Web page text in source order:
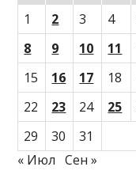
1
2 3 4
8
9 10 11
15
16 17 18
22
23 24 25
29
30
31
« Июл
Сен »